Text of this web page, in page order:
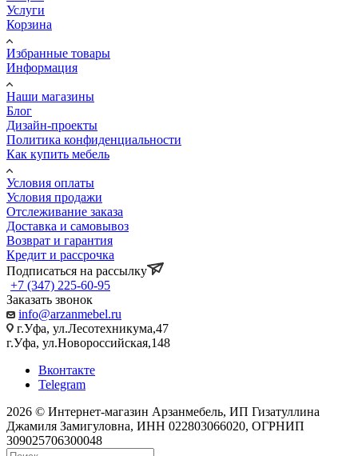
Услуги
Корзина
Избранные товары
Информация
Наши магазины
Блог
Дизайн-проекты
Политика конфиденциальности
Как купить мебель
Условия оплаты
Условия продажи
Отслеживание заказа
Доставка и самовывоз
Возврат и гарантия
Кредит и рассрочка
Подписаться на рассылку
+7 (347) 225-60-95
Заказать звонок
info@arzanmebel.ru
г.Уфа, ул.Лесотехникума,47
г.Уфа, ул.Новороссийская,148
Вконтакте
Telegram
2026 © Интернет-магазин Арзанмебель, ИП Гизатуллина
Джамиля Замигуловна, ИНН 022803066020, ОГРНИП
309025706300048